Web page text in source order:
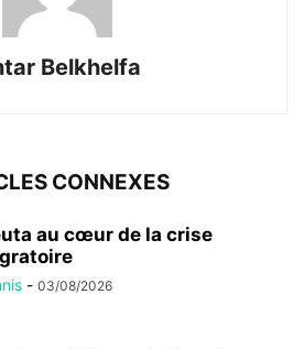
Belkhelfa
CONNEXES
au cœur de la crise
- 03/08/2026